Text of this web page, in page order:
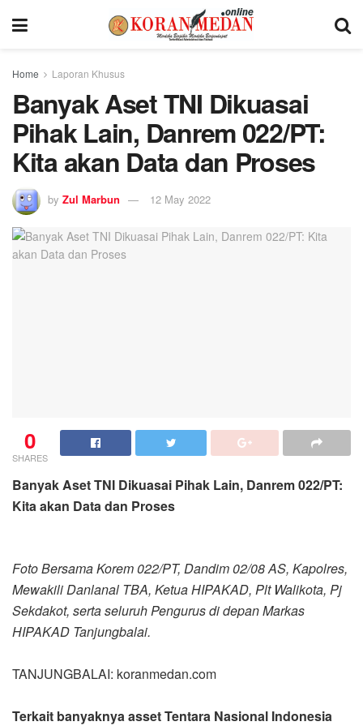
Home Laporan Khusus
Banyak Aset TNI Dikuasai
Pihak Lain, Danrem 022/PT:
Kita akan Data dan Proses
by Zul Marbun 12 May 2022
0
SHARES
Banyak Aset TNI Dikuasai Pihak Lain, Danrem 022/PT:
Kita akan Data dan Proses
Foto Bersama Korem 022/PT, Dandim 02/08 AS, Kapolres,
Mewakili Danlanal TBA, Ketua HIPAKAD, Plt Walikota, Pj
Sekdakot, serta seluruh Pengurus di depan Markas
HIPAKAD Tanjungbalai.
TANJUNGBALAI: koranmedan.com
Terkait banyaknya asset Tentara Nasional Indonesia